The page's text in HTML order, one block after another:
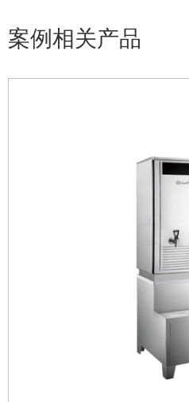
案例相关产品